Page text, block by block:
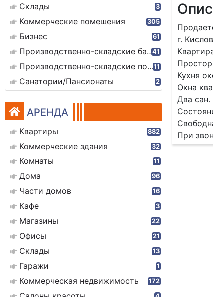
Склады 3
Коммерческие помещения 305
Бизнес 61
Производственно-складские базы41
Производственно-складские помещения11
Санатории/Пансионаты 2
АРЕНДА
Квартиры 882
Коммерческие здания 32
Комнаты 11
Дома 96
Части домов 16
Кафе 3
Магазины 22
Офисы 21
Склады 13
Гаражи 1
Коммерческая недвижимость 172
г.
Кухня
Окна
Два сан.
При